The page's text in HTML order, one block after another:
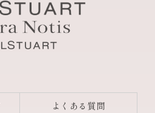
よくある質問